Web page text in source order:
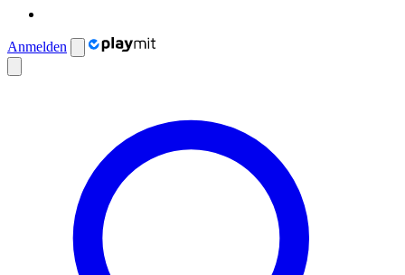
Anmelden